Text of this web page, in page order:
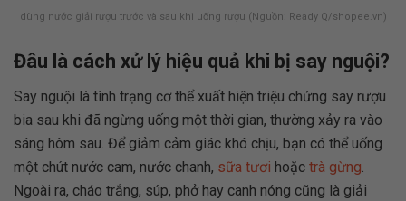
dùng nước giải rượu trước và sau khi uống rượu (Nguồn: Ready Q/shopee.vn)
Đâu là cách xử lý hiệu quả khi bị say nguội?
Say nguội là tình trạng cơ thể xuất hiện triệu chứng say rượu
bia sau khi đã ngừng uống một thời gian, thường xảy ra vào
sáng hôm sau. Để giảm cảm giác khó chịu, bạn có thể uống
một chút nước cam, nước chanh, sữa tươi hoặc trà gừng.
Ngoài ra, cháo trắng, súp, phở hay canh nóng cũng là giải